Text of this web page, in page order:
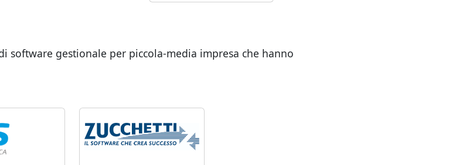
gestionale per piccola-media impresa che hanno